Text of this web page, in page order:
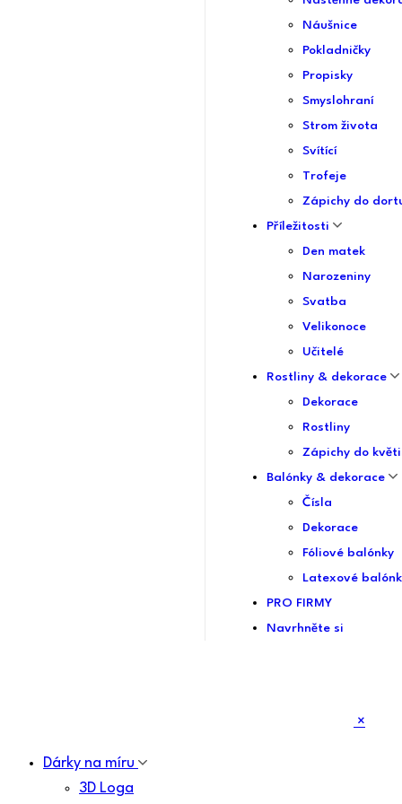
Náušnice
Pokladničky
Propisky
Smyslohraní
Strom života
Svítící
Trofeje
Zápichy do
Příležitosti
Den matek
Narozeniny
Svatba
Velikonoce
Učitelé
Rostliny & dekorace
Dekorace
Rostliny
Zápichy do
Balónky & dekorace
Čísla
Dekorace
Fóliové balónky
Latexové
PRO FIRMY
Navrhněte si
×
Dárky na míru
3D Loga